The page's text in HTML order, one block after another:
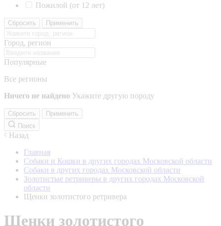
Пожилой (от 12 лет)
Сбросить Применить
Город, регион
Популярные
Все регионы
Ничего не найдено Укажите другую породу
Сбросить
Применить
Поиск
Назад
Главная
Собаки и Кошки в других городах Московской области
Собаки в других городах Московской области
Золотистые ретриверы в других городах Московской
области
Щенки золотистого ретривера
Щенки золотистого